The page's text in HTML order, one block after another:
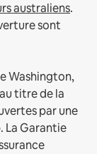
australiens.
sont
Washington,
titre de la
par une
La Garantie